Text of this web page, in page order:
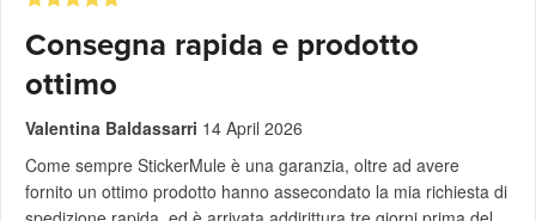
Consegna rapida e prodotto
ottimo
Valentina Baldassarri 14 April 2026
Come sempre StickerMule è una garanzia, oltre ad avere
fornito un ottimo prodotto hanno assecondato la mia richiesta di